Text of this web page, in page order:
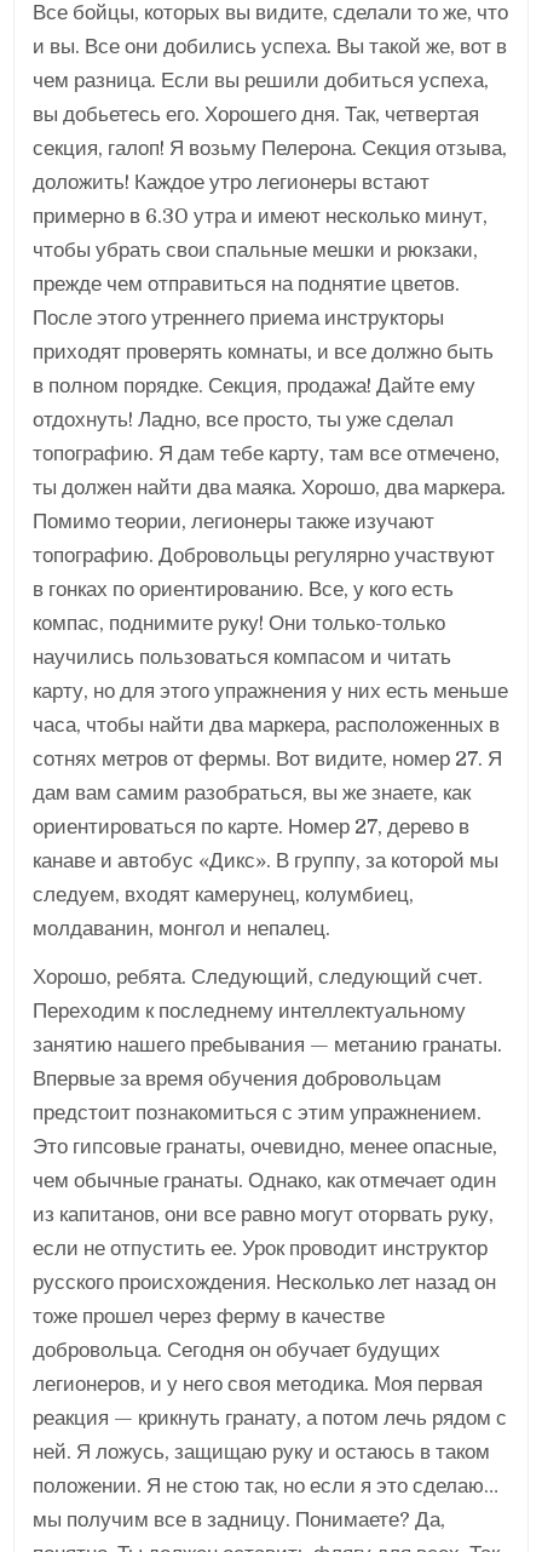
Все бойцы, которых вы видите, сделали то же, что
и вы. Все они добились успеха. Вы такой же, вот в
чем разница. Если вы решили добиться успеха,
вы добьетесь его. Хорошего дня. Так, четвертая
секция, галоп! Я возьму Пелерона. Секция отзыва,
доложить! Каждое утро легионеры встают
примерно в 6.30 утра и имеют несколько минут,
чтобы убрать свои спальные мешки и рюкзаки,
прежде чем отправиться на поднятие цветов.
После этого утреннего приема инструкторы
приходят проверять комнаты, и все должно быть
в полном порядке. Секция, продажа! Дайте ему
отдохнуть! Ладно, все просто, ты уже сделал
топографию. Я дам тебе карту, там все отмечено,
ты должен найти два маяка. Хорошо, два маркера.
Помимо теории, легионеры также изучают
топографию. Добровольцы регулярно участвуют
в гонках по ориентированию. Все, у кого есть
компас, поднимите руку! Они только-только
научились пользоваться компасом и читать
карту, но для этого упражнения у них есть меньше
часа, чтобы найти два маркера, расположенных в
сотнях метров от фермы. Вот видите, номер 27. Я
дам вам самим разобраться, вы же знаете, как
ориентироваться по карте. Номер 27, дерево в
канаве и автобус «Дикс». В группу, за которой мы
следуем, входят камерунец, колумбиец,
молдаванин, монгол и непалец.
Хорошо, ребята. Следующий, следующий счет.
Переходим к последнему интеллектуальному
занятию нашего пребывания — метанию гранаты.
Впервые за время обучения добровольцам
предстоит познакомиться с этим упражнением.
Это гипсовые гранаты, очевидно, менее опасные,
чем обычные гранаты. Однако, как отмечает один
из капитанов, они все равно могут оторвать руку,
если не отпустить ее. Урок проводит инструктор
русского происхождения. Несколько лет назад он
тоже прошел через ферму в качестве
добровольца. Сегодня он обучает будущих
легионеров, и у него своя методика. Моя первая
реакция — крикнуть гранату, а потом лечь рядом с
ней. Я ложусь, защищаю руку и остаюсь в таком
положении. Я не стою так, но если я это сделаю…
мы получим все в задницу. Понимаете? Да,